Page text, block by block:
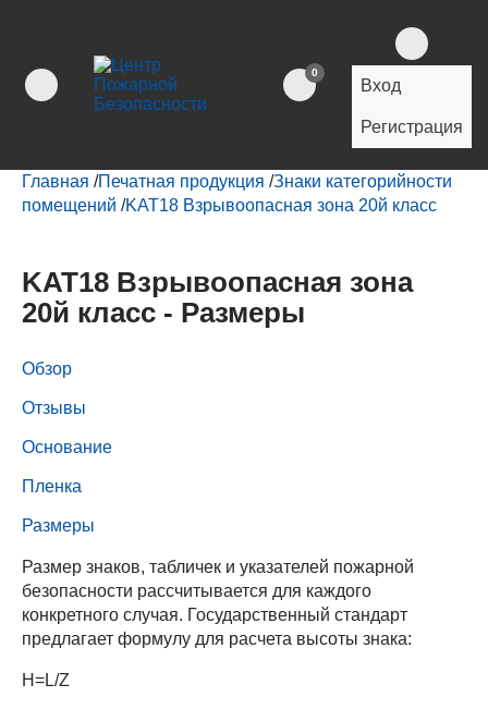
0
Вход
Регистрация
Главная /Печатная продукция /Знаки категорийности
помещений /KAT18 Взрывоопасная зона 20й класс
KAT18 Взрывоопасная зона
20й класс - Размеры
Обзор
Отзывы
Основание
Пленка
Размеры
Размер знаков, табличек и указателей пожарной
безопасности рассчитывается для каждого
конкретного случая. Государственный стандарт
предлагает формулу для расчета высоты знака:
H=L/Z